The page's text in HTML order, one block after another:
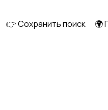
👉 Сохранить поиск
🌍